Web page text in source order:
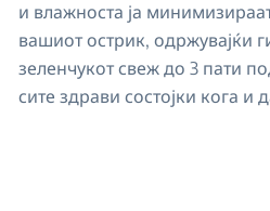
и влажноста ја
вашиот острик, одржувајќи
зеленчукот свеж до 3 пати
сите здрави состојки кога и